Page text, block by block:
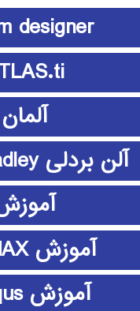
designer
آلمان
آلن بردلی Allen bradley
آموزش 3D MAX
آموزش abaqus